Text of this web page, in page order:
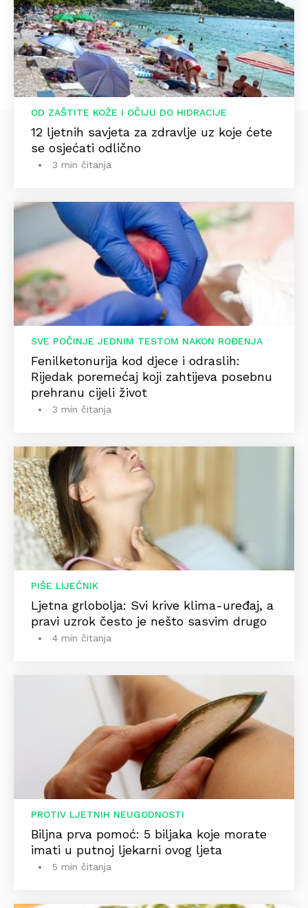
OD ZAŠTITE KOŽE I OČIJU DO HIDRACIJE
12 ljetnih savjeta za zdravlje uz koje ćete
se osjećati odlično
3 min čitanja
SVE POČINJE JEDNIM TESTOM NAKON ROĐENJA
Fenilketonurija kod djece i odraslih:
Rijedak poremećaj koji zahtijeva posebnu
prehranu cijeli život
3 min čitanja
PIŠE LIJEČNIK
Ljetna grlobolja: Svi krive klima-uređaj, a
pravi uzrok često je nešto sasvim drugo
4 min čitanja
PROTIV LJETNIH NEUGODNOSTI
Biljna prva pomoć: 5 biljaka koje morate
imati u putnoj ljekarni ovog ljeta
5 min čitanja